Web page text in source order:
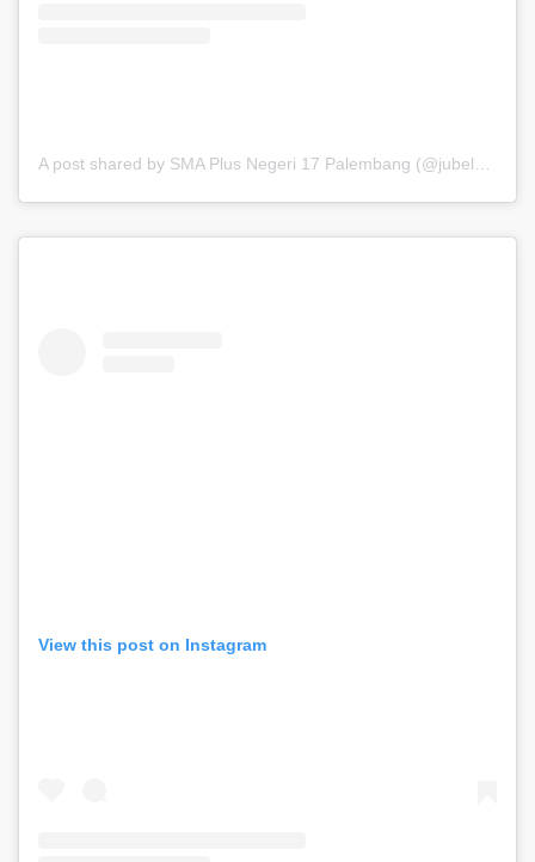
A post shared by SMA Plus Negeri 17 Palembang (@jubel_update)
View this post on Instagram